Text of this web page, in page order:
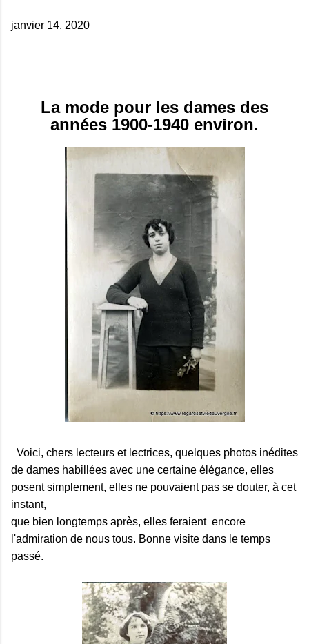
janvier 14, 2020
La mode pour les dames des
années 1900-1940 environ.
Voici, chers lecteurs et lectrices, quelques photos inédites
de dames habillées avec une certaine élégance, elles
posent simplement, elles ne pouvaient pas se douter, à cet
instant,
que bien longtemps après, elles feraient encore
l'admiration de nous tous. Bonne visite dans le temps
passé.